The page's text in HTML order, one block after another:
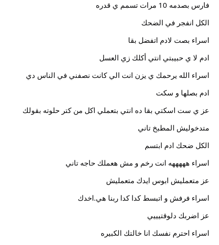
فارس بصدمه 10 مرات تسمم ي قدره
الكل انفجر في الضحك
اسراء بصت لادم اتفضل بقا
ادم لا ي حبيبتي انتي أكلك زي العسل
اسراء الله يرحمك ي يزن انت الي كانت نصفني في الناس دي
ادم بصلها و سكت
عز ي ست اسكتي بقا ده انتي بتعملي اكل من كتر حلوته بقولك
متدخوليش المطبخ تاني
الكل ضحك ادم ابتسم
اسراء هههههه انت رخم و مش هعملك حاجه تاني
عز متعمليش ابوس ايدك متعمليش
اسراء فرفش و اتبسط كدا كدا ربنا هي.اخدك
عز اضربك دلوقتيييي
اسراء احترم نفسك انا خالتك الكبيره